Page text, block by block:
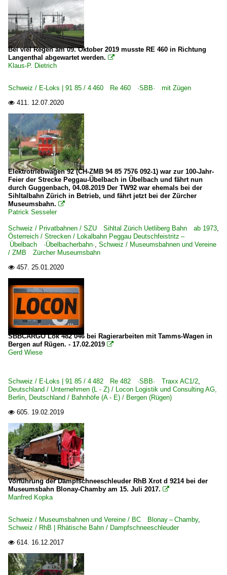
Bei viel Regen am 09. Oktober 2019 musste RE 460 in Richtung
Langenthal abgewartet werden. 
Klaus-P. Dietrich
Schweiz / E-Loks | 91 85 / 4 460 Re 460 ·SBB· mit Zügen
 411. 12.07.2020
Elektrotriebwagen 92 (CH-ZMB 94 85 7576 092-1) war zur 100-Jahr-
Feier der Strecke Peggau-Übelbach in Übelbach und fährt nun
durch Guggenbach, 04.08.2019 Der TW92 war ehemals bei der
Sihltalbahn Zürich in Betrieb, und fährt jetzt bei der Zürcher
Museumsbahn. 
Patrick Sesseler
Schweiz / Privatbahnen / SZU Sihltal Zürich Uetliberg Bahn ab 1973,
Österreich / Strecken / Lokalbahn Peggau Deutschfeistritz –
Übelbach ·Übelbacherbahn·, Schweiz / Museumsbahnen und Vereine
/ ZMB Zürcher Museumsbahn
 457. 25.01.2020
SBBCARGO Lok 482 046 bei Ragierarbeiten mit Tamms-Wagen in
Bergen auf Rügen. - 17.02.2019 
Gerd Wiese
Schweiz / E-Loks | 91 85 / 4 482 Re 482 ·SBB· Traxx AC1/2,
Deutschland / Unternehmen (L - Z) / Locon Logistik und Consulting AG,
Berlin, Deutschland / Bahnhöfe (A - E) / Bergen (Rügen)
 605. 19.02.2019
Vorführung der Dampfschneeschleuder RhB Xrot d 9214 bei der
Museumsbahn Blonay-Chamby am 15. Juli 2017. 
Manfred Kopka
Schweiz / Museumsbahnen und Vereine / BC Blonay – Chamby,
Schweiz / RhB | Rhätische Bahn / Dampfschneeschleuder
 614. 16.12.2017